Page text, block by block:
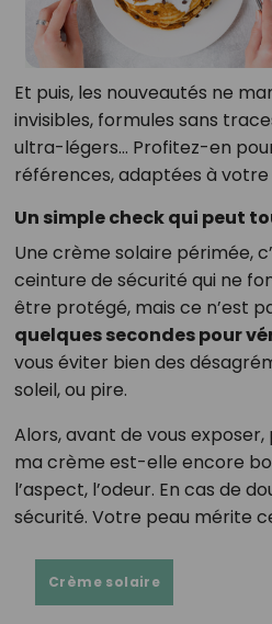
Et puis, les nouveautés ne
invisibles, formules sans
ultra-légers… Profitez-en
références, adaptées à
Un simple check qui peut
Une crème solaire périmée,
ceinture de sécurité qui ne
être protégé, mais ce n’est
quelques secondes pour
vous éviter bien des
soleil, ou pire.
Alors, avant de vous
ma crème est-elle encore
l’aspect, l’odeur. En cas de
sécurité. Votre peau mérite
Crème solaire